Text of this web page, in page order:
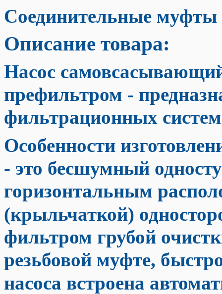
Соединительные муфты
Описание товара:
Насос
префильтром -
фильтрационных
Особенности
- это бесшумный
горизонтальным
(крыльчаткой)
фильтром грубой
резьбовой муфте,
насоса встроена